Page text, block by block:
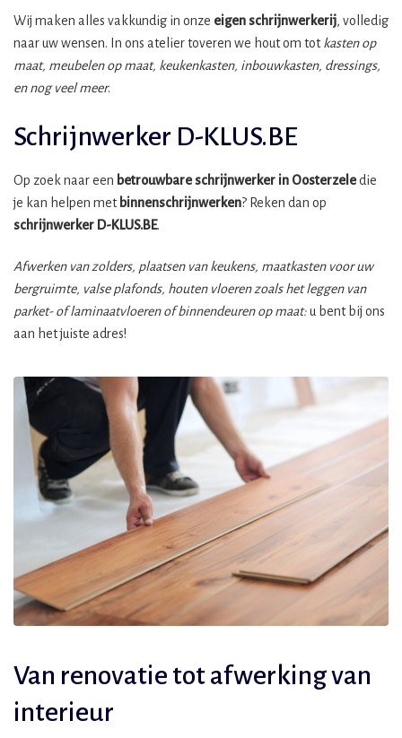
Wij maken alles vakkundig in onze eigen schrijnwerkerij, volledig
naar uw wensen. In ons atelier toveren we hout om totkasten op
maat, meubelen op maat, keukenkasten, inbouwkasten, dressings,
en nog veel meer.
Schrijnwerker D-KLUS.BE
Op zoek naar een betrouwbare schrijnwerker in Oosterzeledie
je kan helpen met binnenschrijnwerken? Reken dan op
schrijnwerker D-KLUS.BE.
Afwerken van zolders, plaatsen van keukens, maatkasten voor uw
bergruimte, valse plafonds, houten vloeren zoals het leggen van
parket- of laminaatvloeren of binnendeuren op maat:u bent bij ons
aan het juiste adres!
Van renovatie tot afwerking van
interieur